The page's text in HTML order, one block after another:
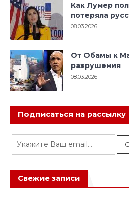
Как Лумер
потеряла
08.03.2026
От Обамы к
разрушения
08.03.2026
Подписаться на рассылку
Свежие записи